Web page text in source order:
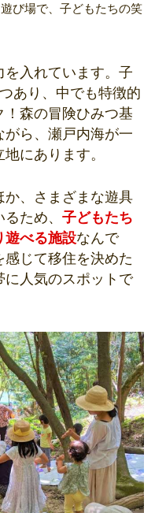
び場で、子どもたちの笑
入れています。子
あり、中でも特徴的
森の冒険ひみつ基
ら、瀬戸内海が一
にあります。
か、さまざまな遊具
ため、 子どもたち
遊べる施設なんで
じて移住を決めた
人気のスポットで